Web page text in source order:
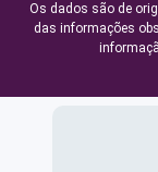
Os dados são de
das informações